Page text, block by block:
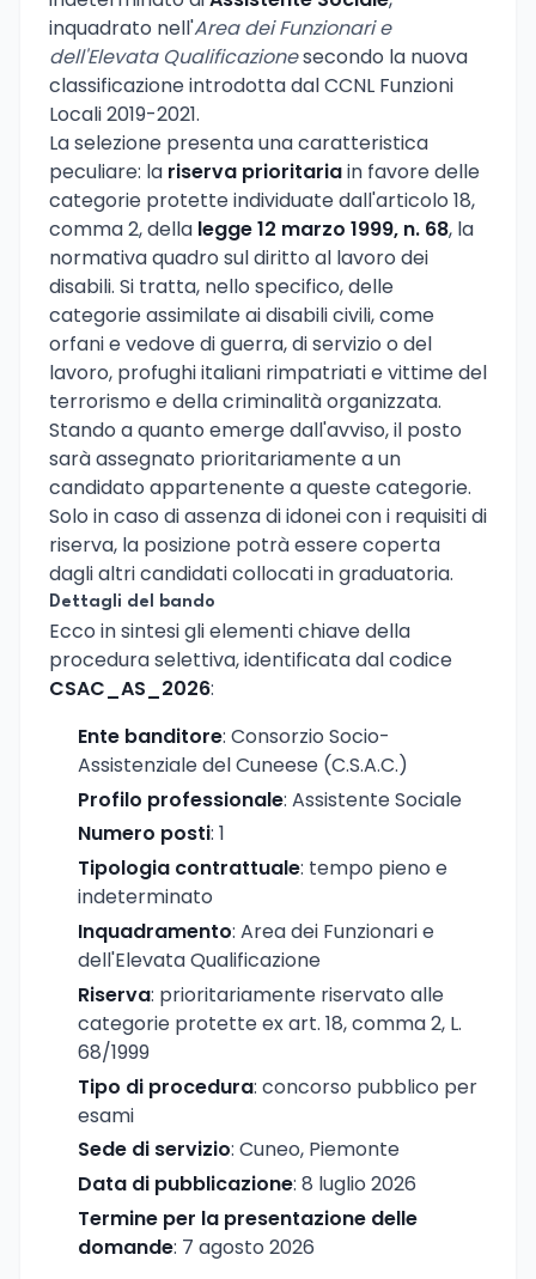
inquadrato nell'Area dei Funzionari e
dell'Elevata Qualificazionesecondo la nuova
classificazione introdotta dal CCNL Funzioni
Locali 2019-2021.
La selezione presenta una caratteristica
peculiare: la riserva prioritariain favore delle
categorie protette individuate dall'articolo 18,
comma 2, della legge 12 marzo 1999, n. 68, la
normativa quadro sul diritto al lavoro dei
disabili. Si tratta, nello specifico, delle
categorie assimilate ai disabili civili, come
orfani e vedove di guerra, di servizio o del
lavoro, profughi italiani rimpatriati e vittime del
terrorismo e della criminalità organizzata.
Stando a quanto emerge dall'avviso, il posto
sarà assegnato prioritariamente a un
candidato appartenente a queste categorie.
Solo in caso di assenza di idonei con i requisiti di
riserva, la posizione potrà essere coperta
dagli altri candidati collocati in graduatoria.
Dettagli del bando
Ecco in sintesi gli elementi chiave della
procedura selettiva, identificata dal codice
CSAC_AS_2026:
Ente banditore: Consorzio Socio-
Assistenziale del Cuneese (C.S.A.C.)
Profilo professionale: Assistente Sociale
Numero posti: 1
Tipologia contrattuale: tempo pieno e
indeterminato
Inquadramento: Area dei Funzionari e
dell'Elevata Qualificazione
Riserva: prioritariamente riservato alle
categorie protette ex art. 18, comma 2, L.
68/1999
Tipo di procedura: concorso pubblico per
esami
Sede di servizio: Cuneo, Piemonte
Data di pubblicazione: 8 luglio 2026
Termine per la presentazione delle
domande: 7 agosto 2026